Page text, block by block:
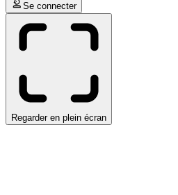
Se connecter
Regarder en plein écran